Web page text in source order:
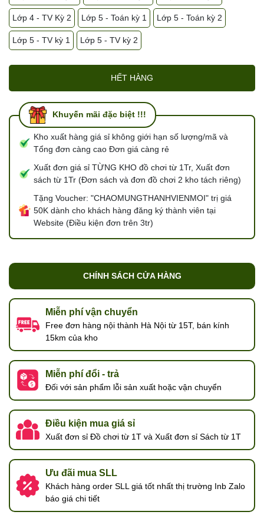
Lớp 4 - TV Kỳ 2 Lớp 5 - Toán kỳ 1 Lớp 5 - Toán kỳ 2
Lớp 5 - TV kỳ 1 Lớp 5 - TV kỳ 2
HẾT HÀNG
Khuyến mãi đặc biệt !!!
Kho xuất hàng giá sỉ không giới hạn số lượng/mã và
Tổng đơn càng cao Đơn giá càng rẻ
Xuất đơn giá sỉ TỪNG KHO đồ chơi từ 1Tr, Xuất đơn
sách từ 1Tr (Đơn sách và đơn đồ chơi 2 kho tách riêng)
Tặng Voucher: "CHAOMUNGTHANHVIENMOI" trị giá
50K dành cho khách hàng đăng ký thành viên tại
Website (Điều kiện đơn trên 3tr)
CHÍNH SÁCH CỬA HÀNG
Miễn phí vận chuyển
Free đơn hàng nội thành Hà Nội từ 15T, bán kính
15km của kho
Miễn phí đổi - trả
Đối với sản phẩm lỗi sản xuất hoặc vận chuyển
Điều kiện mua giá sỉ
Xuất đơn sỉ Đồ chơi từ 1T và Xuất đơn sỉ Sách từ 1T
Ưu đãi mua SLL
Khách hàng order SLL giá tốt nhất thị trường Inb Zalo
báo giá chi tiết